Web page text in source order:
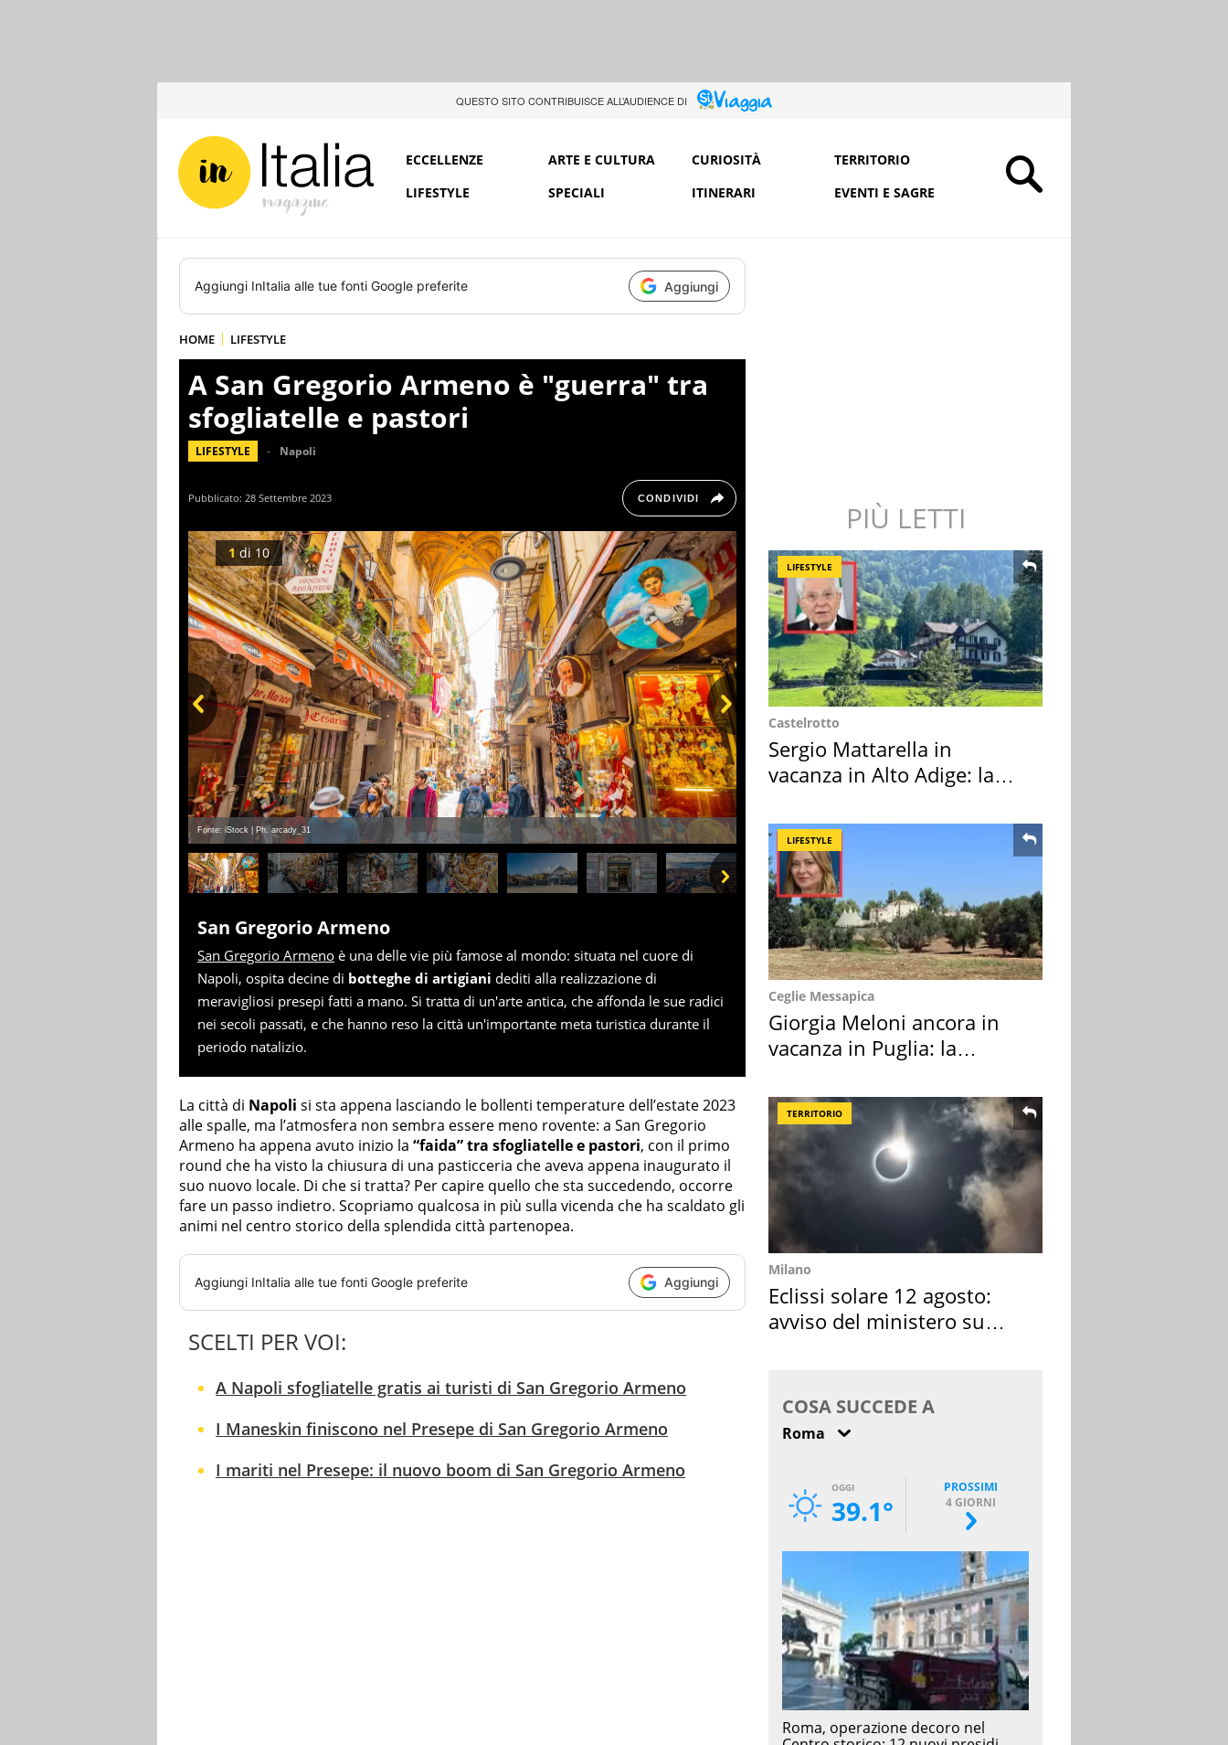
QUESTO SITO CONTRIBUISCE ALL’AUDIENCE DI
ECCELLENZE ARTE E CULTURA CURIOSITÀ
TERRITORIO
LIFESTYLE
SPECIALI ITINERARI EVENTI E SAGRE
Aggiungi InItalia alle tue fonti Google preferite Aggiungi
HOME LIFESTYLE
A San Gregorio Armeno è "guerra" tra
sfogliatelle e pastori
LIFESTYLE Napoli
Pubblicato: 28 Settembre 2023 CONDIVIDI
Fonte: iStock | Ph. arcady_31
Prev Next
1di10
San Gregorio Armeno
San Gregorio Armeno è una delle vie più famose al mondo: situata nel cuore di
Napoli, ospita decine di botteghe di artigiani dediti alla realizzazione di
meravigliosi presepi fatti a mano. Si tratta di un'arte antica, che affonda le sue radici
nei secoli passati, e che hanno reso la città un'importante meta turistica durante il
periodo natalizio.
La città di Napoli si sta appena lasciando le bollenti temperature dell’estate 2023
alle spalle, ma l’atmosfera non sembra essere meno rovente: a San Gregorio
Armeno ha appena avuto inizio la “faida” tra sfogliatelle e pastori, con il primo
round che ha visto la chiusura di una pasticceria che aveva appena inaugurato il
suo nuovo locale. Di che si tratta? Per capire quello che sta succedendo, occorre
fare un passo indietro. Scopriamo qualcosa in più sulla vicenda che ha scaldato gli
animi nel centro storico della splendida città partenopea.
Aggiungi InItalia alle tue fonti Google preferite Aggiungi
SCELTI PER VOI:
A Napoli sfogliatelle gratis ai turisti di San Gregorio Armeno
I Maneskin finiscono nel Presepe di San Gregorio Armeno
I mariti nel Presepe: il nuovo boom di San Gregorio Armeno
PIÙ LETTI
LIFESTYLE
Castelrotto
Sergio Mattarella in
vacanza in Alto Adige: la
LIFESTYLE
Ceglie Messapica
Giorgia Meloni ancora in
vacanza in Puglia: la
TERRITORIO
Milano
Eclissi solare 12 agosto:
avviso del ministero su